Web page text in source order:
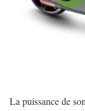
La puissance de